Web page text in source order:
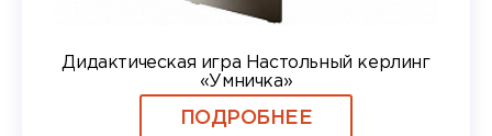
Дидактическая игра Настольный керлинг
«Умничка»
ПОДРОБНЕЕ